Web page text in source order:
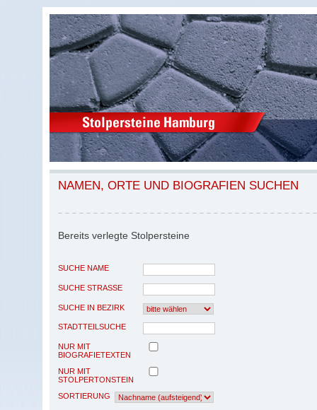
NAMEN, ORTE UND BIOGRAFIEN SUCHEN
Bereits verlegte Stolpersteine
SUCHE NAME
SUCHE STRASSE
SUCHE IN BEZIRK
STADTTEILSUCHE
NUR MIT
BIOGRAFIETEXTEN
NUR MIT
STOLPERTONSTEIN
SORTIERUNG